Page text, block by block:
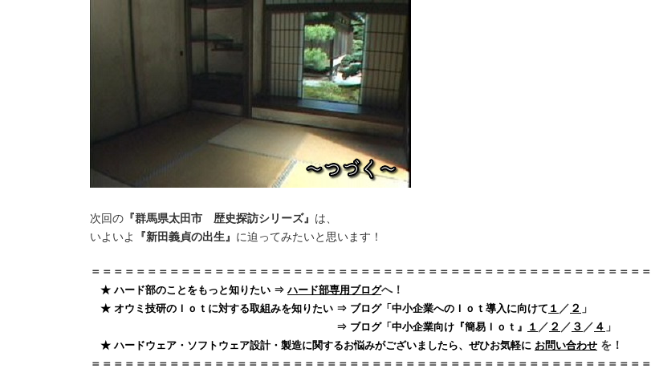
次回の 『群馬県太田市 歴史探訪シリーズ』 は、
いよいよ
『新田義貞の出生』 に迫ってみたいと思います！
＝＝＝＝＝＝＝＝＝＝＝＝＝＝＝＝＝＝＝＝＝＝＝＝＝＝＝＝＝＝＝＝＝＝＝＝＝＝＝＝＝＝＝＝＝＝＝＝＝＝
★ ハード部のことをもっと知りたい ⇒ ハード部専用ブログへ！
★ オウミ技研のＩｏｔに対する取組みを知りたい ⇒ ブログ「中小企業へのＩｏｔ導入に向けて １ ／ ２ 」
⇒ ブログ「中小企業向け『簡易Ｉｏｔ』 １ ／ ２ ／ ３ ／ ４ 」
★ ハードウェア・ソフトウェア設計・製造に関するお悩みがございましたら、ぜひお気軽に お問い合わせ を！
＝＝＝＝＝＝＝＝＝＝＝＝＝＝＝＝＝＝＝＝＝＝＝＝＝＝＝＝＝＝＝＝＝＝＝＝＝＝＝＝＝＝＝＝＝＝＝＝＝＝